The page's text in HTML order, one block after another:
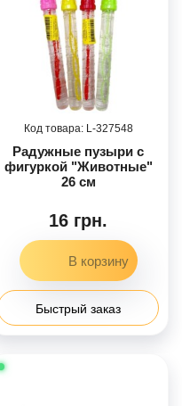
327548
Радужные пузыри с
фигуркой "Животные"
26 см
16 грн.
Быстрый заказ